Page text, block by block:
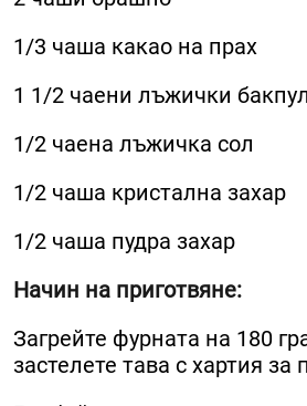
1/3 чаша какао на прах
1 1/2 чаени лъжички
1/2 чаена лъжичка сол
1/2 чаша кристална захар
1/2 чаша пудра захар
Начин на приготвяне:
Загрейте фурната на 180
застелете тава с хартия за